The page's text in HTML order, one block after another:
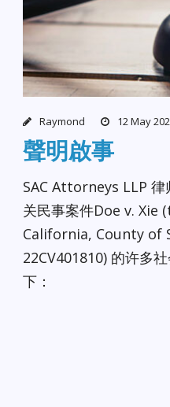
Raymond 12 May
聲明啟事
SAC Attorneys LLP
关民事案件Doe v.
California, County of
22CV401810) 的许多
下：